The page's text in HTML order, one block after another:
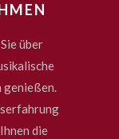
über
genießen.
die